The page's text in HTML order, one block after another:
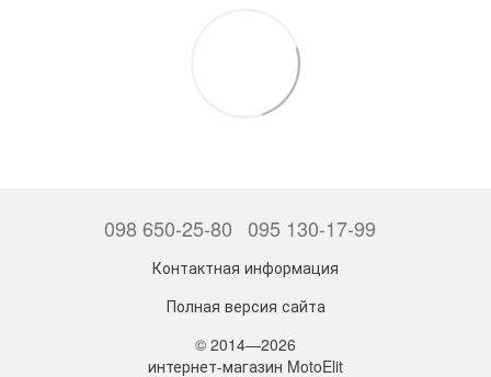
098 650-25-80 095 130-17-99
Контактная информация
Полная версия сайта
© 2014—2026
интернет-магазин MotoElit